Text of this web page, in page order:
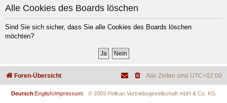
Alle Cookies des Boards löschen
Sind Sie sich sicher, dass Sie alle Cookies des Boards löschen
möchten?
Foren-Übersicht Alle Zeiten sind UTC+02:00
Deutsch|English|Impressum| © 2009 Pelikan Vertriebsgesellschaft mbH & Co. KG